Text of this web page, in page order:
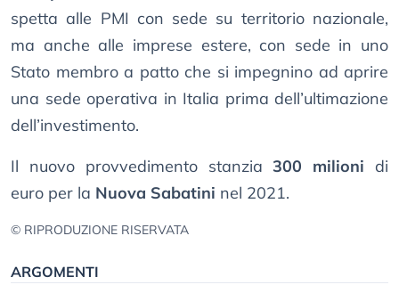
spetta alle PMI con sede su territorio nazionale,
ma anche alle imprese estere, con sede in uno
Stato membro a patto che si impegnino ad aprire
una sede operativa in Italia prima dell’ultimazione
dell’investimento.
Il nuovo provvedimento stanzia300 milioni di
euro per la Nuova Sabatini nel 2021.
© RIPRODUZIONE RISERVATA
ARGOMENTI